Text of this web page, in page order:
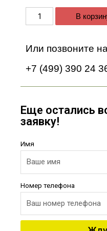
В
Или позвоните
+7 (499) 390 24
Еще остались
заявку!
Имя
Номер телефона